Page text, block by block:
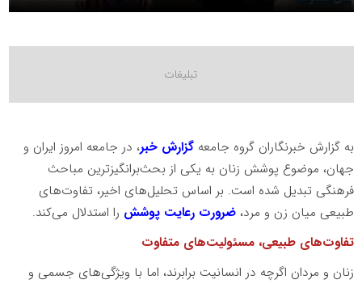
به گزارش خبرنگاران گروه جامعهگزارش خبر، در جامعه امروز ایران و
جهان، موضوع پوشش زنان به یکی از بحث‌برانگیزترین مباحث
فرهنگی تبدیل شده است. بر اساس تحلیل‌های اخیر، تفاوت‌های
طبیعی میان زن و مرد،ضرورت رعایت پوشش را استدلال می‌کند.
تفاوت‌های طبیعی، مسئولیت‌های متفاوت
زنان و مردان اگرچه در انسانیت برابرند، اما با ویژگی‌های جسمی و